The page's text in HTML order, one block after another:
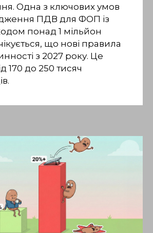
Одна з ключових умов
ПДВ для ФОП із
понад 1 мільйон
що нові правила
з 2027 року. Це
170 до 250 тисяч